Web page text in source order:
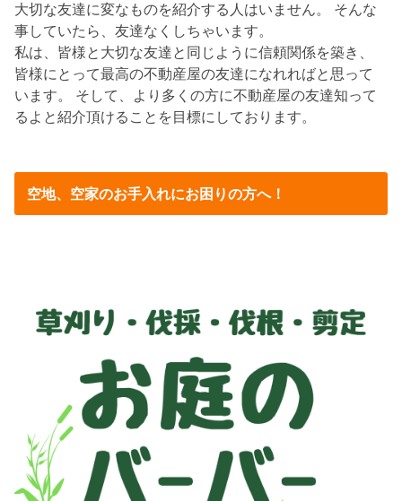
大切な友達に変なものを紹介する人はいません。 そんな
事していたら、友達なくしちゃいます。
私は、皆様と大切な友達と同じように信頼関係を築き、
皆様にとって最高の不動産屋の友達になれればと思って
います。 そして、より多くの方に不動産屋の友達知って
るよと紹介頂けることを目標にしております。
空地、空家のお手入れにお困りの方へ！